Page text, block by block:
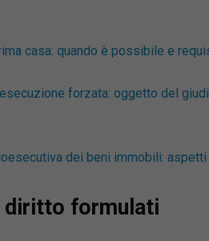
casa: quando è possibile e
forzata: oggetto del
dei beni immobili:
diritto formulati